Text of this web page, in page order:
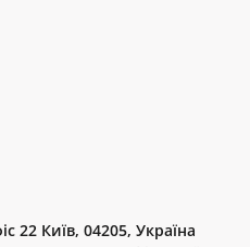
22 Київ, 04205, Україна